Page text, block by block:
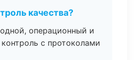
качества?
операционный и
с протоколами